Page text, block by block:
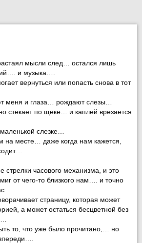
мысли след… остался лишь
и музыка….
вернуться или попасть снова в тот
меня и глаза… рождают слезы…
стекает по щеке… и каплей врезается
маленькой слезке…
на месте… даже когда нам кажется,
стрелки часового механизма, и это
от чего-то близкого нам…. и точно
страницу, которая может
а может остаться бесцветной без
то, что уже было прочитано,… но